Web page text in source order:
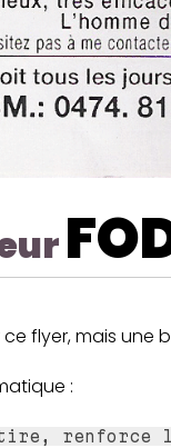
flyer, mais une
:
renforce